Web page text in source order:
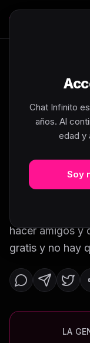
Chat Infinito
años. Al
edad y
Soy
Chat de
de tu
Bienvenido al
Vigo gratis y
ciudad, has
Infinito la gente
hacer amigos y
gratis y no hay
LA